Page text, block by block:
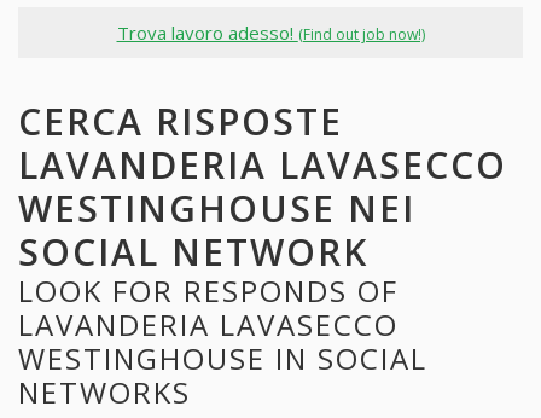
Trova lavoro adesso! (Find out job now!)
CERCA RISPOSTE
LAVANDERIA LAVASECCO
WESTINGHOUSE NEI
SOCIAL NETWORK
LOOK FOR RESPONDS OF
LAVANDERIA LAVASECCO
WESTINGHOUSE IN SOCIAL
NETWORKS